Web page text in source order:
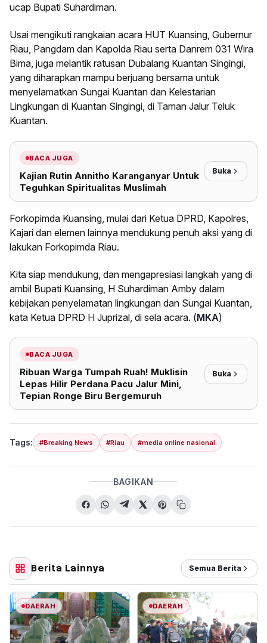
ucap Bupati Suhardiman.
Usai mengikuti rangkaian acara HUT Kuansing, Gubernur
Riau, Pangdam dan Kapolda Riau serta Danrem 031 Wira
Bima, juga melantik ratusan Dubalang Kuantan Singingi,
yang diharapkan mampu berjuang bersama untuk
menyelamatkan Sungai Kuantan dan Kelestarian
Lingkungan di Kuantan Singingi, di Taman Jalur Teluk
Kuantan.
BACA JUGA
Kajian Rutin Annitho Karanganyar Untuk
Teguhkan Spiritualitas Muslimah
Buka
Forkopimda Kuansing, mulai dari Ketua DPRD, Kapolres,
Kajari dan elemen lainnya mendukung penuh aksi yang di
lakukan Forkopimda Riau.
Kita siap mendukung, dan mengapresiasi langkah yang di
ambil Bupati Kuansing, H Suhardiman Amby dalam
kebijakan penyelamatan lingkungan dan Sungai Kuantan,
kata Ketua DPRD H Juprizal, di sela acara. (MKA)
BACA JUGA
Ribuan Warga Tumpah Ruah! Muklisin
Lepas Hilir Perdana Pacu Jalur Mini,
Tepian Ronge Biru Bergemuruh
Buka
Tags: #Breaking News #Riau #media online nasional
BAGIKAN
Berita Lainnya Semua Berita
DAERAH DAERAH